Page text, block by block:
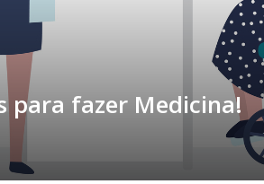
para fazer Medicina!